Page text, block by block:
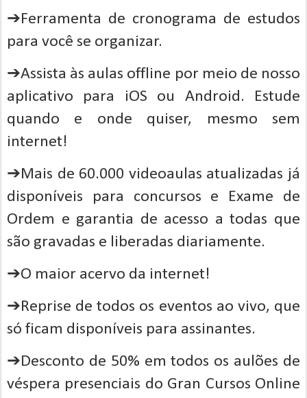
➔Ferramenta de cronograma de estudos
para você se organizar.
➔Assista às aulas offline por meio de nosso
aplicativo para iOS ou Android. Estude
quando e onde quiser, mesmo sem
internet!
➔Mais de 60.000 videoaulas atualizadas já
disponíveis para concursos e Exame de
Ordem e garantia de acesso a todas que
são gravadas e liberadas diariamente.
➔O maior acervo da internet!
➔Reprise de todos os eventos ao vivo, que
só ficam disponíveis para assinantes.
➔Desconto de 50% em todos os aulões de
véspera presenciais do Gran Cursos Online